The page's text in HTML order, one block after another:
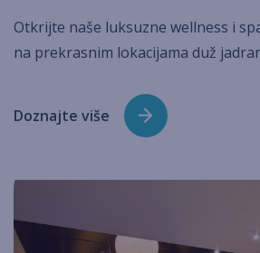
Otkrijte naše luksuzne wellness i
na prekrasnim lokacijama duž
Doznajte više